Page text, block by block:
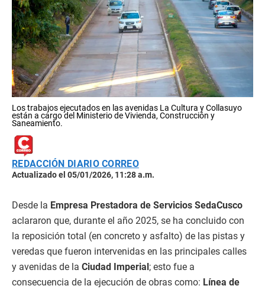
Los trabajos ejecutados en las avenidas La Cultura y Collasuyo
están a cargo del Ministerio de Vivienda, Construcción y
Saneamiento.
REDACCIÓN DIARIO CORREO
Actualizado el 05/01/2026, 11:28 a.m.
Desde la Empresa Prestadora de Servicios SedaCusco
aclararon que, durante el año 2025, se ha concluido con
la reposición total (en concreto y asfalto) de las pistas y
veredas que fueron intervenidas en las principales calles
y avenidas de la Ciudad Imperial ; esto fue a
consecuencia de la ejecución de obras como: Línea de